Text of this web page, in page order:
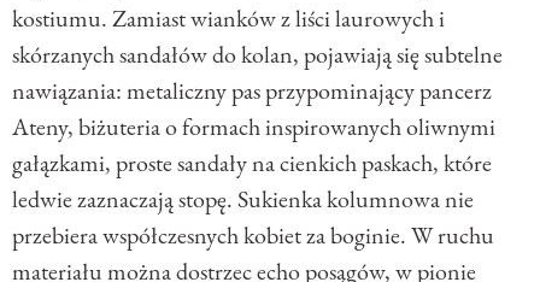
kostiumu. Zamiast wianków z liści laurowych i
skórzanych sandałów do kolan, pojawiają się subtelne
nawiązania: metaliczny pas przypominający pancerz
Ateny, biżuteria o formach inspirowanych oliwnymi
gałązkami, proste sandały na cienkich paskach, które
ledwie zaznaczają stopę. Sukienka kolumnowa nie
przebiera współczesnych kobiet za boginie. W ruchu
materiału można dostrzec echo posągów, w pionie